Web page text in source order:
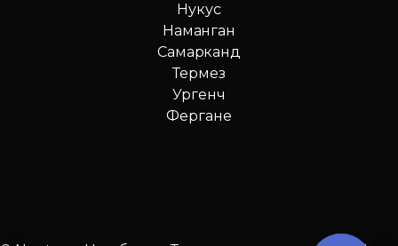
Нукус
Наманган
Самарканд
Термез
Ургенч
Фергане